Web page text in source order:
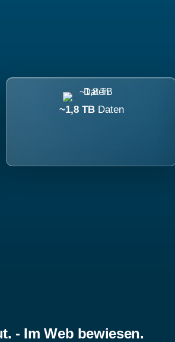
~1,8 TB Daten
- Im Web bewiesen.